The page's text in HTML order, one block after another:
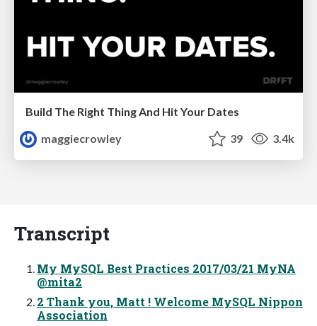
Build The Right Thing And Hit Your Dates
maggiecrowley
39 3.4k
Transcript
My MySQL Best Practices 2017/03/21 MyNA
@mita2
2 Thank you, Matt ! Welcome MySQL Nippon
Association